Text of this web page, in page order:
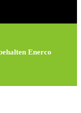
Enerco